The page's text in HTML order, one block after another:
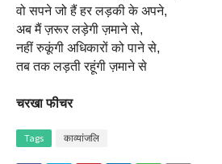
वो सपने जो हैं हर लड़की के अपने,
अब मैं ज़रूर लड़ेगी ज़माने से,
नहीं रुकूंगी अधिकारों को पाने से,
तब तक लड़ती रहूंगी ज़माने से
चरखा फीचर
Tags काव्यांजलि